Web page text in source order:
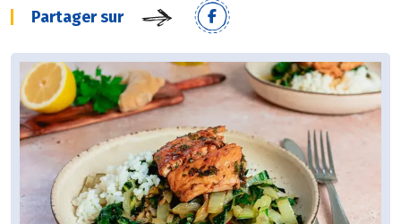
Partager sur